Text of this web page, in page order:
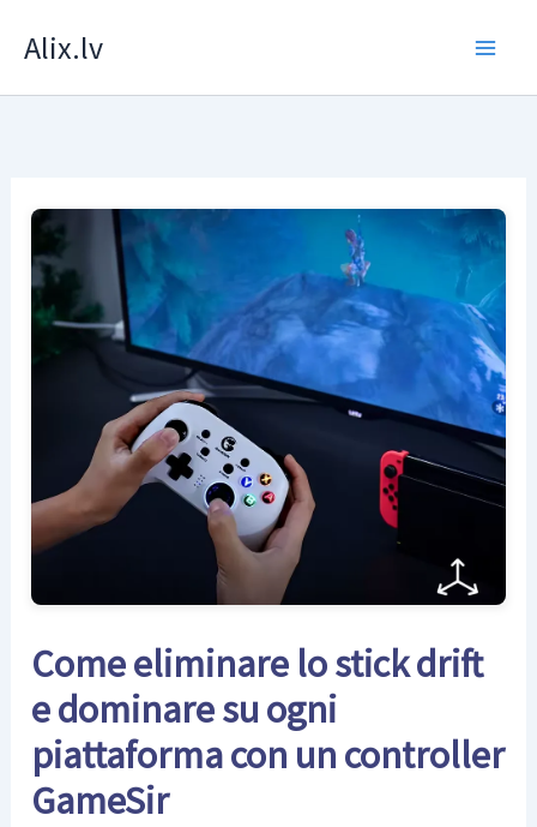
Alix.lv
Come eliminare lo stick drift
e dominare su ogni
piattaforma con un controller
GameSir